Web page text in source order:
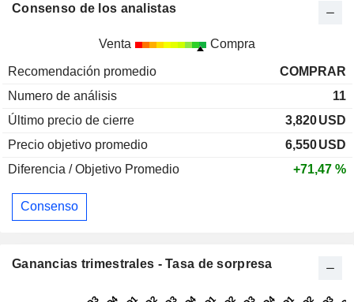
Consenso de los analistas
Venta Compra
Recomendación promedio
COMPRAR
Numero de análisis
11
Último precio de cierre
3,820USD
Precio objetivo promedio
6,550USD
Diferencia / Objetivo Promedio
+71,47 %
Consenso
Ganancias trimestrales - Tasa de sorpresa